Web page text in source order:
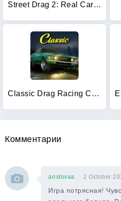
Street Drag 2: Real Car Racing
Classic Drag Racing Car Game
Комментарии
aristovaa 2 October
Игра потрясная!